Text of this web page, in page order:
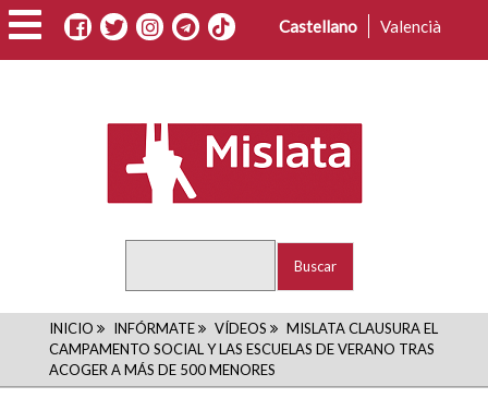
Pasar
al
contenido
Castellano Valencià
RUTA
DE
INICIO INFÓRMATE VÍDEOS
MISLATA CLAUSURA EL
CAMPAMENTO SOCIAL Y LAS ESCUELAS DE VERANO TRAS
ACOGER A MÁS DE 500 MENORES